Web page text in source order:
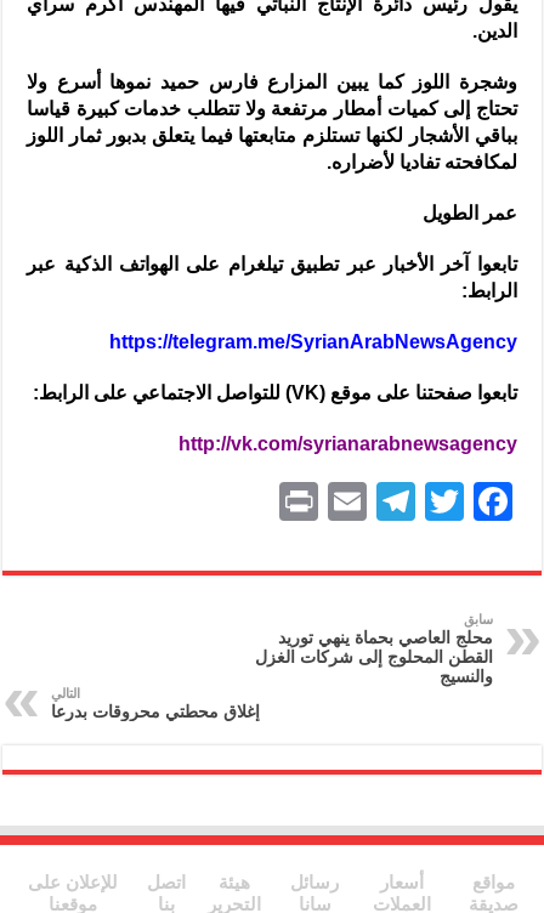
الدين.
وشجرة اللوز كما يبين المزارع فارس حميد نموها أسرع ولا
تحتاج إلى كميات أمطار مرتفعة ولا تتطلب خدمات كبيرة قياسا
بباقي الأشجار لكنها تستلزم متابعتها فيما يتعلق بدبور ثمار اللوز
لمكافحته تفاديا لأضراره.
عمر الطويل
تابعوا آخر الأخبار عبر تطبيق تيلغرام على الهواتف الذكية عبر
الرابط:
https://telegram.me/SyrianArabNewsAgency
تابعوا صفحتنا على موقع (VK) للتواصل الاجتماعي على الرابط:
http://vk.com/syrianarabnewsagency
F
c
e
b
o
k
T
itt
T
e
gr
a
E
ai
nt
سابق
محلج العاصي بحماة ينهي توريد
القطن المحلوج إلى شركات الغزل
والنسيج
التالي
إغلاق محطتي محروقات بدرعا
مواقع
صديقة
أسعار
العملات
رسائل
سانا
هيئة
التحرير
اتصل
بنا
للإعلان على
موقعنا